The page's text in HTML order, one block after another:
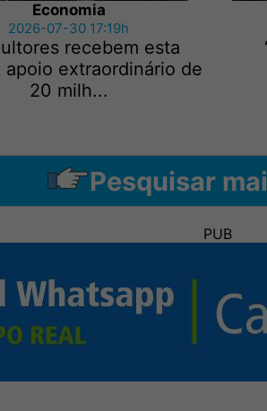
Economia
2026-07-30 17:19h
recebem esta
apoio extraordinário de
20 milh...
Pesquisar
PUB